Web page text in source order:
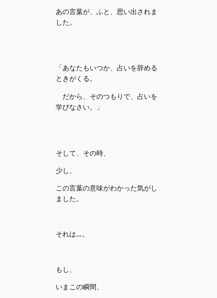
あの言葉が、ふと、思い出されま
した。
「あなたもいつか、占いを辞める
ときがくる。
だから、そのつもりで、占いを
学びなさい。」
そして、その時、
少し、
この言葉の意味がわかった気がし
ました。
それは…。
もし、
いまこの瞬間、